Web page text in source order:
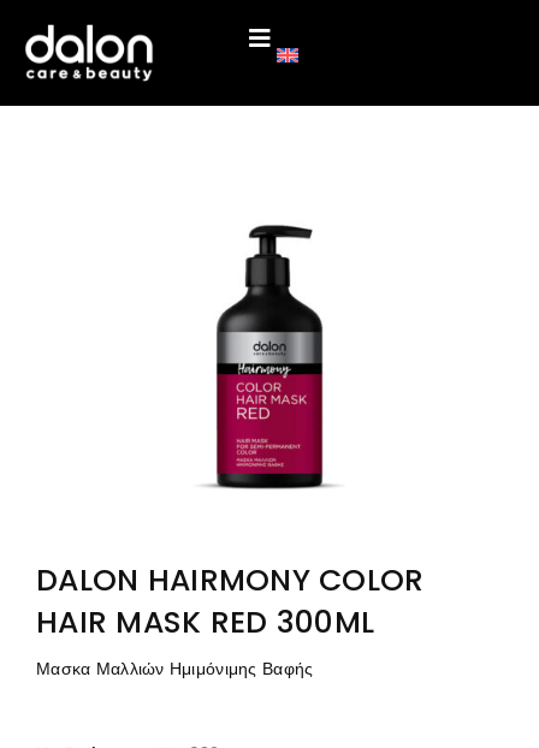
DALON HAIRMONY COLOR
HAIR MASK RED 300ML
Μασκα Μαλλιών Ημιμόνιμης Βαφής